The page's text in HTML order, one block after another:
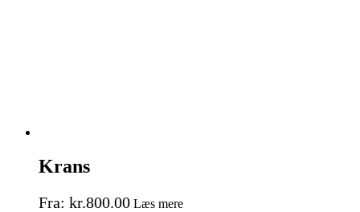
Krans
Fra: kr.800.00 Læs mere